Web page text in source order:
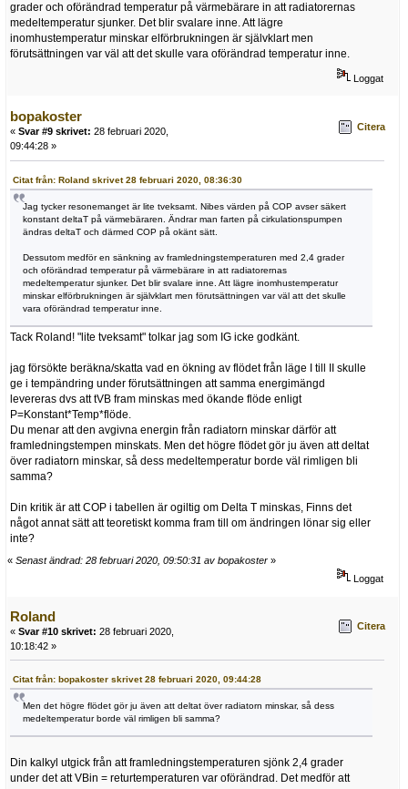
grader och oförändrad temperatur på värmebärare in att radiatorernas
medeltemperatur sjunker. Det blir svalare inne. Att lägre
inomhustemperatur minskar elförbrukningen är självklart men
förutsättningen var väl att det skulle vara oförändrad temperatur inne.
Loggat
bopakoster
« Svar #9 skrivet: 28 februari 2020,
09:44:28 »
Citera
Citat från: Roland skrivet 28 februari 2020, 08:36:30
Jag tycker resonemanget är lite tveksamt. Nibes värden på COP avser säkert
konstant deltaT på värmebäraren. Ändrar man farten på cirkulationspumpen
ändras deltaT och därmed COP på okänt sätt.
Dessutom medför en sänkning av framledningstemperaturen med 2,4 grader
och oförändrad temperatur på värmebärare in att radiatorernas
medeltemperatur sjunker. Det blir svalare inne. Att lägre inomhustemperatur
minskar elförbrukningen är självklart men förutsättningen var väl att det skulle
vara oförändrad temperatur inne.
Tack Roland! "lite tveksamt" tolkar jag som IG icke godkänt.
jag försökte beräkna/skatta vad en ökning av flödet från läge I till II skulle
ge i tempändring under förutsättningen att samma energimängd
levereras dvs att tVB fram minskas med ökande flöde enligt
P=Konstant*Temp*flöde.
Du menar att den avgivna energin från radiatorn minskar därför att
framledningstempen minskats. Men det högre flödet gör ju även att deltat
över radiatorn minskar, så dess medeltemperatur borde väl rimligen bli
samma?
Din kritik är att COP i tabellen är ogiltig om Delta T minskas, Finns det
något annat sätt att teoretiskt komma fram till om ändringen lönar sig eller
inte?
« Senast ändrad: 28 februari 2020, 09:50:31 av bopakoster »
Loggat
Roland
« Svar #10 skrivet: 28 februari 2020,
10:18:42 »
Citera
Citat från: bopakoster skrivet 28 februari 2020, 09:44:28
Men det högre flödet gör ju även att deltat över radiatorn minskar, så dess
medeltemperatur borde väl rimligen bli samma?
Din kalkyl utgick från att framledningstemperaturen sjönk 2,4 grader
under det att VBin = returtemperaturen var oförändrad. Det medför att